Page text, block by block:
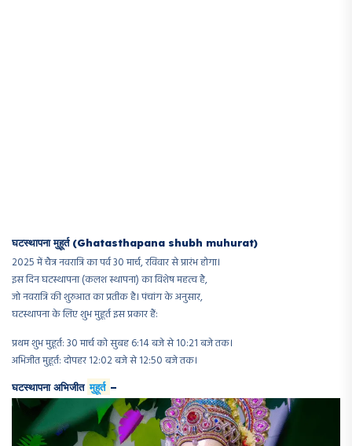
घटस्थापना मुहूर्त (Ghatasthapana shubh muhurat)
​2025 में चैत्र नवरात्रि का पर्व 30 मार्च, रविवार से प्रारंभ होगा।
इस दिन घटस्थापना (कलश स्थापना) का विशेष महत्व है,
जो नवरात्रि की शुरुआत का प्रतीक है। पंचांग के अनुसार,
घटस्थापना के लिए शुभ मुहूर्त इस प्रकार हैं:​
प्रथम शुभ मुहूर्त: 30 मार्च को सुबह 6:14 बजे से 10:21 बजे तक।​
अभिजीत मुहूर्त: दोपहर 12:02 बजे से 12:50 बजे तक।​
घटस्थापना अभिजीत मुहूर्त –